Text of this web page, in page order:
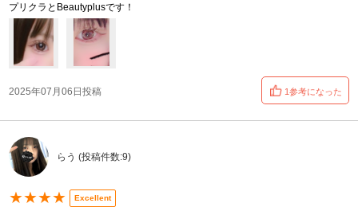
プリクラとBeautyplusです！
2025年07月06日投稿 1参考になった
らう (投稿件数:9)
★★★★ Excellent